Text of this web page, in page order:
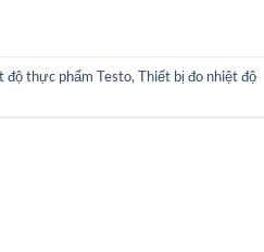
độ thực phẩm Testo, Thiết bị đo nhiệt độ